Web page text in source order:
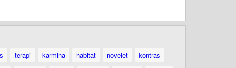
terapi karmina habitat novelet
kontras